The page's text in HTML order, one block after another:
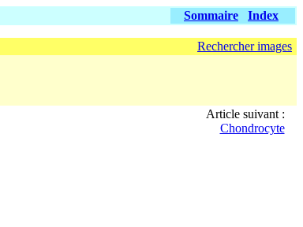
Sommaire Index
Rechercher images
Article suivant :
Chondrocyte